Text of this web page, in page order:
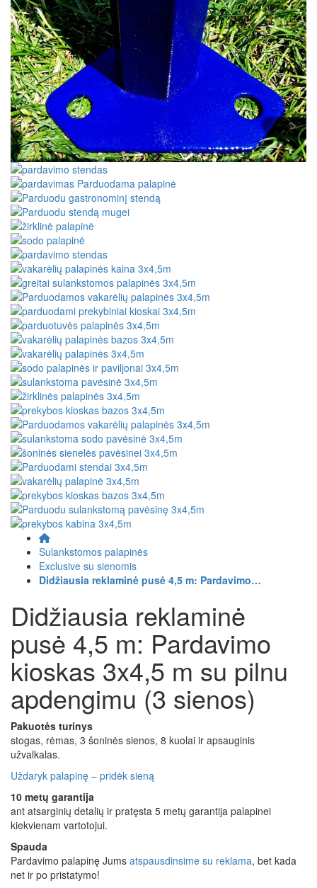
Sulankstomos palapinės
Exclusive su sienomis
Didžiausia reklaminė pusė 4,5 m: Pardavimo…
Didžiausia reklaminė
pusė 4,5 m: Pardavimo
kioskas 3x4,5 m su pilnu
apdengimu (3 sienos)
Pakuotės turinys
stogas, rėmas, 3 šoninės sienos, 8 kuolai ir apsauginis
užvalkalas.
Uždaryk palapinę – pridėk sieną
10 metų garantija
ant atsarginių detalių ir pratęsta 5 metų garantija palapinei
kiekvienam vartotojui.
Spauda
Pardavimo palapinę Jums atspausdinsime su reklama, bet kada
net ir po pristatymo!